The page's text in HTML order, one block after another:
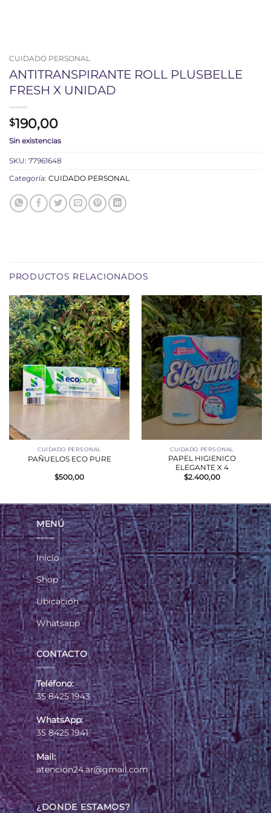
CUIDADO PERSONAL
ANTITRANSPIRANTE ROLL PLUSBELLE
FRESH X UNIDAD
$190,00
Sin existencias
SKU: 77961648
Categoría: CUIDADO PERSONAL
PRODUCTOS RELACIONADOS
CUIDADO PERSONAL
PAÑUELOS ECO PURE
$500,00
CUIDADO PERSONAL
PAPEL HIGIENICO
ELEGANTE X 4
$2.400,00
MENÚ
Inicio
Shop
Ubicación
Whatsapp
CONTACTO
Teléfono:
35 8425 1943
WhatsApp:
35 8425 1941
Mail:
atencion24.ar@gmail.com
¿DONDE ESTAMOS?